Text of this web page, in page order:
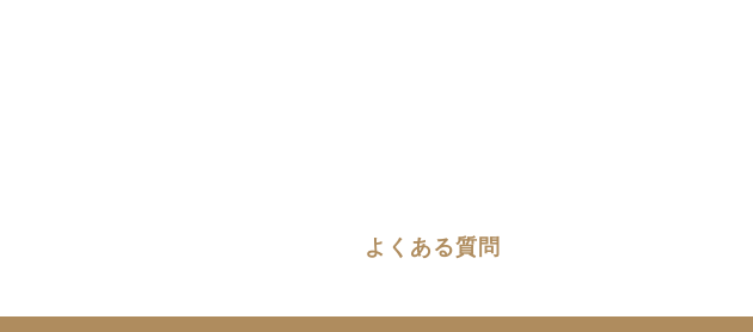
よくある質問